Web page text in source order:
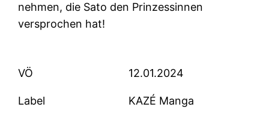
nehmen, die Sato den Prinzessinnen
versprochen hat!
VÖ 12.01.2024
Label KAZÉ Manga